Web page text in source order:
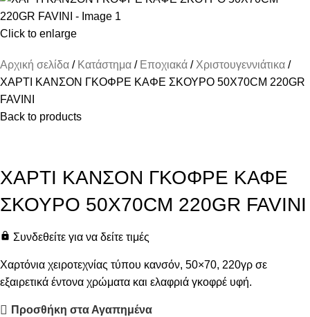
Click to enlarge
Αρχική σελίδα Κατάστημα Εποχιακά
Χριστουγεννιάτικα
ΧΑΡΤΙ ΚΑΝΣΟΝ ΓΚΟΦΡΕ ΚΑΦΕ ΣΚΟΥΡΟ 50X70CM 220GR
FAVINI
Back to products
ΧΑΡΤΙ ΚΑΝΣΟΝ ΓΚΟΦΡΕ ΚΑΦΕ
ΣΚΟΥΡΟ 50X70CM 220GR FAVINI
Συνδεθείτε για να δείτε τιμές
Χαρτόνια χειροτεχνίας τύπου κανσόν, 50×70, 220γρ σε
εξαιρετικά έντονα χρώματα και ελαφριά γκοφρέ υφή.
Προσθήκη στα Αγαπημένα